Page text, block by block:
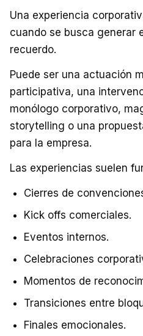
Una experiencia
cuando se busca generar
recuerdo.
Puede ser una actuación
participativa, una
monólogo corporativo,
storytelling o una
para la empresa.
Las experiencias suelen
Cierres de
Kick offs comerciales.
Eventos internos.
Celebraciones
Momentos de
Transiciones entre
Finales emocionales.